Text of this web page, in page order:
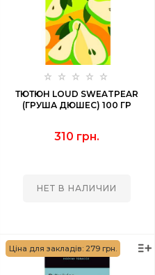
ТЮТЮН LOUD SWEATPEAR
(ГРУША ДЮШЕС) 100 ГР
310 грн.
НЕТ В НАЛИЧИИ
Ціна для закладів: 279 грн.